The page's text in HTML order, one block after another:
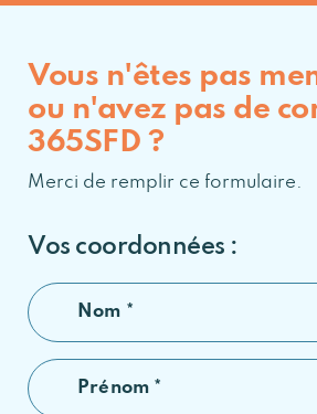
Vous n'êtes pas
ou n'avez pas de
365SFD ?
Merci de remplir ce formulaire.
Vos coordonnées :